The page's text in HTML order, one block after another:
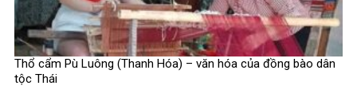
Thổ cẩm Pù Luông (Thanh Hóa) – văn hóa của đồng bào dân
tộc Thái